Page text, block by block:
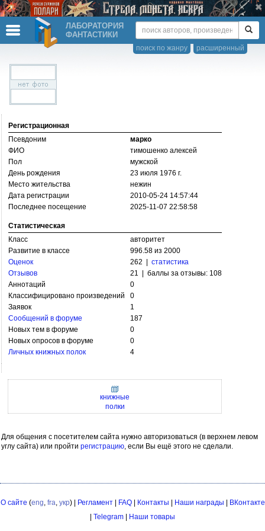
ЛАБОРАТОРИЯ
ФАНТАСТИКИ
расширенный
поиск по жанру
Регистрационная
Псевдоним
марко
ФИО
тимошенко алексей
Пол
мужской
День рождения
23 июля 1976 г.
Место жительства
нежин
Дата регистрации
2010-05-24 14:57:44
Последнее посещение
2025-11-07 22:58:58
Статистическая
Класс
авторитет
Развитие в классе
996.58 из 2000
Оценок
262 | статистика
Отзывов
21 | баллы за отзывы: 108
Аннотаций
0
Классифицировано произведений
0
Заявок
1
Сообщений в форуме
187
Новых тем в форуме
0
Новых опросов в форуме
0
Личных книжных полок
4
книжные
полки
Для общения с посетителем сайта нужно авторизоваться (в верхнем левом
углу сайта) или пройти регистрацию, если Вы ещё этого не сделали.
О сайте (eng, fra, укр) | Регламент| FAQ| Контакты Наши награды
ВКонтакте
Telegram Наши товары